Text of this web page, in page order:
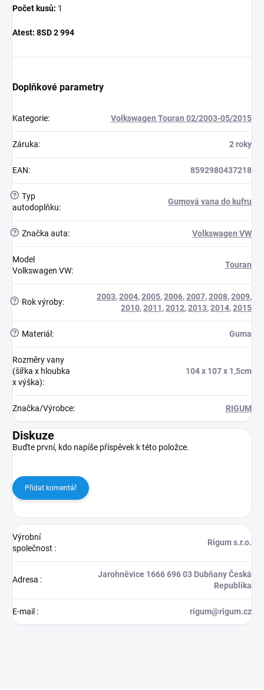
Počet kusů: 1
Atest: 8SD 2 994
Doplňkové parametry
Kategorie: Volkswagen Touran 02/2003-05/2015
Záruka: 2 roky
EAN: 8592980437218
? Typ
autodoplňku:
Gumová vana do kufru
? Značka auta: Volkswagen VW
Model
Volkswagen VW:
Touran
? Rok výroby:
2003,2004,2005,2006,2007,2008,2009,
2010,2011,2012,2013,2014,2015
? Materiál : Guma
Rozměry vany
(šířka x hloubka
x výška):
104 x 107 x 1,5cm
Značka/Výrobce: RIGUM
Diskuze
Buďte první, kdo napíše příspěvek k této položce.
Přidat komentář
Výrobní
společnost :
Rigum s.r.o.
Adresa :
Jarohněvice 1666 696 03 Dubňany Česká
Republika
E-mail : rigum@rigum.cz